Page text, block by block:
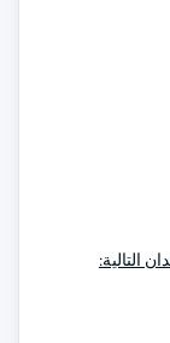
التالية: